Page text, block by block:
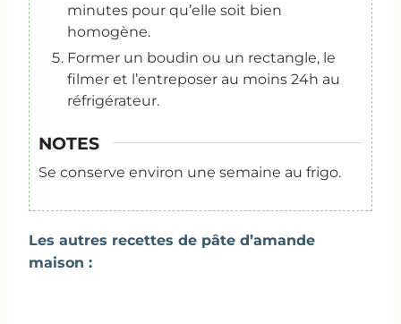
minutes pour qu’elle soit bien
homogène.
Former un boudin ou un rectangle, le
filmer et l’entreposer au moins 24h au
réfrigérateur.
NOTES
Se conserve environ une semaine au frigo.
Les autres recettes de pâte d’amande
maison :